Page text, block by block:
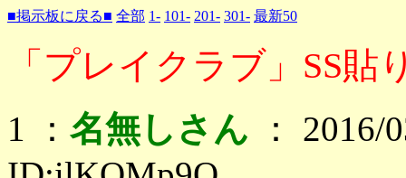
■掲示板に戻る■ 全部 1- 101- 201- 301- 最新50
「プレイクラブ」SS貼
1 ： 名無しさん ： 2016/